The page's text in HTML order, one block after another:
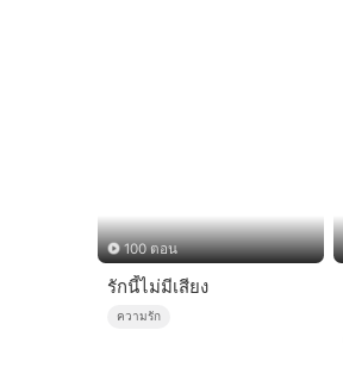
100 ตอน
รักนี้ไม่มีเสียง
ความรัก